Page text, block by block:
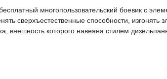
многопользовательский боевик с
сверхъестественные способности, изгонять
внешность которого навеяна стилем